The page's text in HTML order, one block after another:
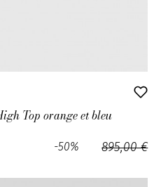
Top orange et bleu
895,00 €
-50%